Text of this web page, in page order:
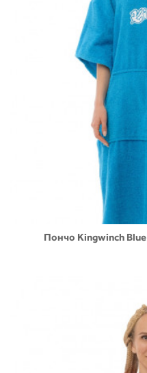
Пончо Kingwinch Blue